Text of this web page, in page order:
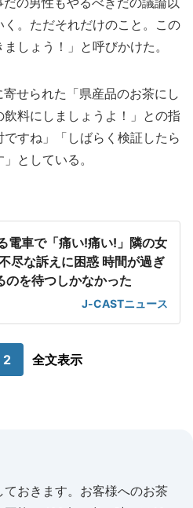
。ただそれだけのこと。この
しょう！」と呼びかけた。
せられた「県産品のお茶にし
料にしましょうよ！」との指
すね」「しばらく検証したら
としている。
電車で「痛い!痛い!」隣の女
尽な訴えに困惑 時間が過ぎ
のを待つしかなかった
J-CASTニュース
2 全文表示
おきます。お客様へのお茶